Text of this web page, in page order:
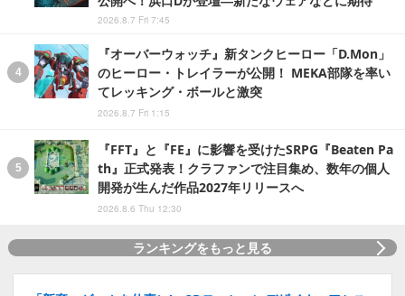
2026.8.7 Fri 7:45
『オーバーウォッチ』新タンクヒーロー「D.Mon」
のヒーロー・トレイラーが公開！ MEKA部隊を率い
てレッキング・ボールと激突
2026.8.7 Fri 1:15
『FFT』と『FE』に影響を受けたSRPG『Beaten Pa
th』正式発表！クラファンで注目集め、数年の個人
開発が生んだ作品2027年リリースへ
2026.8.6 Thu 12:30
ランキングをもっと見る